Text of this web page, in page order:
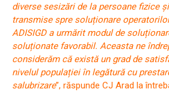
diverse sesizări de la persoane fizice
transmise spre soluționare
ADISIGD a urmărit modul de
soluționate favorabil. Aceasta ne
considerăm că există un grad de
nivelul populației în legătură cu
salubrizare”, răspunde CJ Arad la